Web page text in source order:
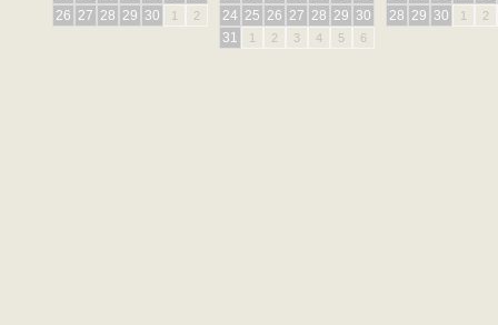
26 27 28 29 30 1 2
24 25 26 27 28 29 30
31
1 2 3 4 5 6
28 29 30 1 2